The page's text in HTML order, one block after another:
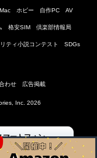
ホビー 自作PC AV
格安SIM 倶楽部情報局
ティ小説コンテスト SDGs
わせ 広告掲載
Inc. 2026
マートフォン